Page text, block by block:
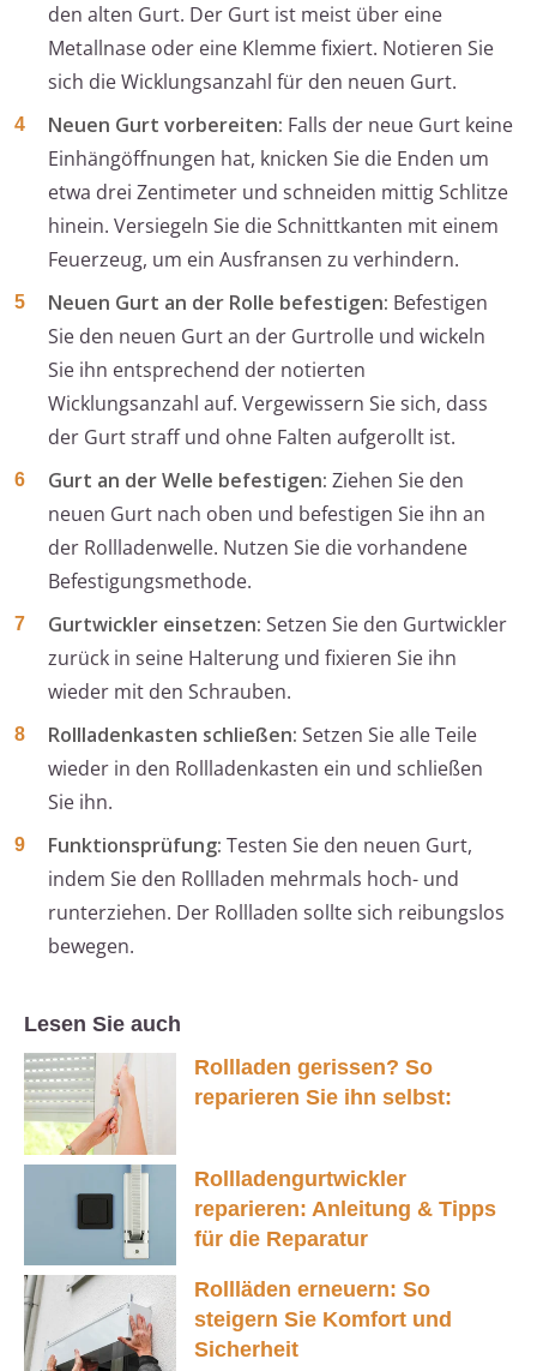
den alten Gurt. Der Gurt ist meist über eine
Metallnase oder eine Klemme fixiert. Notieren Sie
sich die Wicklungsanzahl für den neuen Gurt.
Neuen Gurt vorbereiten: Falls der neue Gurt keine
Einhängöffnungen hat, knicken Sie die Enden um
etwa drei Zentimeter und schneiden mittig Schlitze
hinein. Versiegeln Sie die Schnittkanten mit einem
Feuerzeug, um ein Ausfransen zu verhindern.
Neuen Gurt an der Rolle befestigen: Befestigen
Sie den neuen Gurt an der Gurtrolle und wickeln
Sie ihn entsprechend der notierten
Wicklungsanzahl auf. Vergewissern Sie sich, dass
der Gurt straff und ohne Falten aufgerollt ist.
Gurt an der Welle befestigen: Ziehen Sie den
neuen Gurt nach oben und befestigen Sie ihn an
der Rollladenwelle. Nutzen Sie die vorhandene
Befestigungsmethode.
Gurtwickler einsetzen: Setzen Sie den Gurtwickler
zurück in seine Halterung und fixieren Sie ihn
wieder mit den Schrauben.
Rollladenkasten schließen: Setzen Sie alle Teile
wieder in den Rollladenkasten ein und schließen
Sie ihn.
Funktionsprüfung: Testen Sie den neuen Gurt,
indem Sie den Rollladen mehrmals hoch- und
runterziehen. Der Rollladen sollte sich reibungslos
bewegen.
Lesen Sie auch
Rollladen gerissen? So
reparieren Sie ihn selbst:
Rollladengurtwickler
reparieren: Anleitung & Tipps
für die Reparatur
Rollläden erneuern: So
steigern Sie Komfort und
Sicherheit